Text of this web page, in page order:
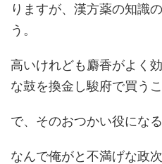
りますが、漢方薬の知識
う。
高いけれども麝香がよく
な鼓を換金し駿府で買う
で、そのおつかい役にな
なんで俺がと不満げな政